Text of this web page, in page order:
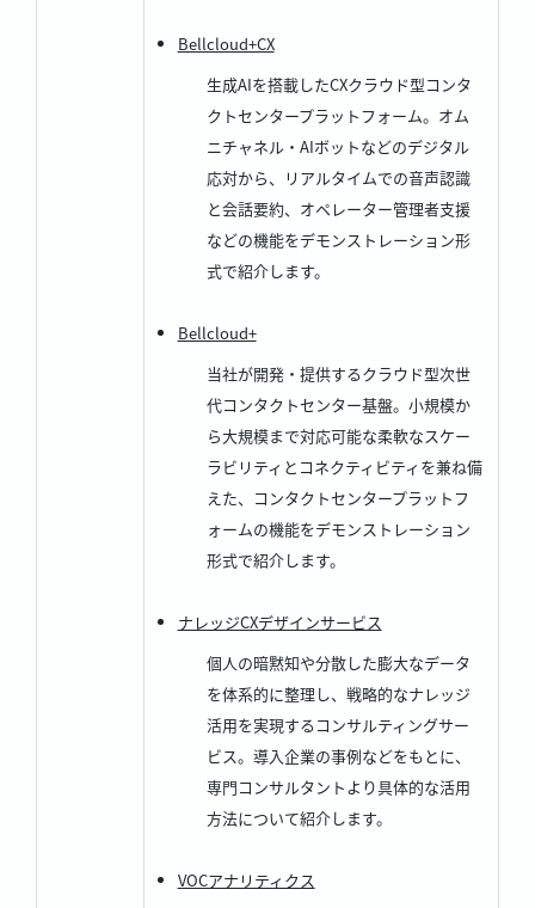
Bellcloud+CX
生成AIを搭載したCXクラウド型コンタ
クトセンタープラットフォーム。オム
ニチャネル・AIボットなどのデジタル
応対から、リアルタイムでの音声認識
と会話要約、オペレーター管理者支援
などの機能をデモンストレーション形
式で紹介します。
Bellcloud+
当社が開発・提供するクラウド型次世
代コンタクトセンター基盤。小規模か
ら大規模まで対応可能な柔軟なスケー
ラビリティとコネクティビティを兼ね備
えた、コンタクトセンタープラットフ
ォームの機能をデモンストレーション
形式で紹介します。
ナレッジCXデザインサービス
個人の暗黙知や分散した膨大なデータ
を体系的に整理し、戦略的なナレッジ
活用を実現するコンサルティングサー
ビス。導入企業の事例などをもとに、
専門コンサルタントより具体的な活用
方法について紹介します。
VOCアナリティクス